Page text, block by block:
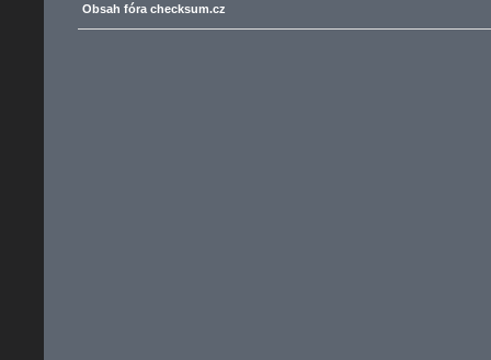
Obsah fóra checksum.cz